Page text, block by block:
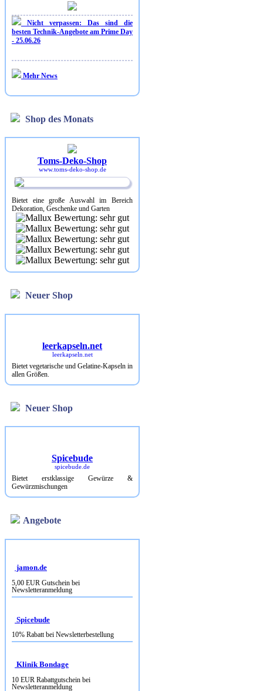
Nicht verpassen: Das sind die
besten Technik-Angebote am Prime Day
- 25.06.26
Mehr News
Shop des Monats
Toms-Deko-Shop
www.toms-deko-shop.de
Bietet eine große Auswahl im Bereich
Dekoration, Geschenke und Garten
Neuer Shop
leerkapseln.net
leerkapseln.net
Bietet vegetarische und Gelatine-Kapseln in
allen Größen.
Neuer Shop
Spicebude
spicebude.de
Bietet erstklassige Gewürze &
Gewürzmischungen
Angebote
jamon.de
5,00 EUR Gutschein bei
Newsletteranmeldung
Spicebude
10% Rabatt bei Newsletterbestellung
Klinik Bondage
10 EUR Rabattgutschein bei
Newsletteranmeldung